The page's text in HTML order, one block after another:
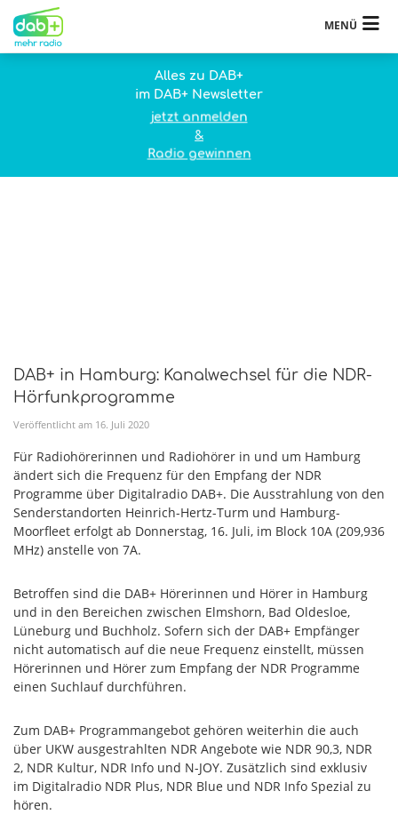
MENÜ
Alles zu DAB+
im DAB+ Newsletter
jetzt anmelden
&
Radio gewinnen
DAB+ in Hamburg: Kanalwechsel für die NDR-
Hörfunkprogramme
Veröffentlicht am 16. Juli 2020
Für Radiohörerinnen und Radiohörer in und um Hamburg
ändert sich die Frequenz für den Empfang der NDR
Programme über Digitalradio DAB+. Die Ausstrahlung von den
Senderstandorten Heinrich-Hertz-Turm und Hamburg-
Moorfleet erfolgt ab Donnerstag, 16. Juli, im Block 10A (209,936
MHz) anstelle von 7A.
Betroffen sind die DAB+ Hörerinnen und Hörer in Hamburg
und in den Bereichen zwischen Elmshorn, Bad Oldesloe,
Lüneburg und Buchholz. Sofern sich der DAB+ Empfänger
nicht automatisch auf die neue Frequenz einstellt, müssen
Hörerinnen und Hörer zum Empfang der NDR Programme
einen Suchlauf durchführen.
Zum DAB+ Programmangebot gehören weiterhin die auch
über UKW ausgestrahlten NDR Angebote wie NDR 90,3, NDR
2, NDR Kultur, NDR Info und N-JOY. Zusätzlich sind exklusiv
im Digitalradio NDR Plus, NDR Blue und NDR Info Spezial zu
hören.